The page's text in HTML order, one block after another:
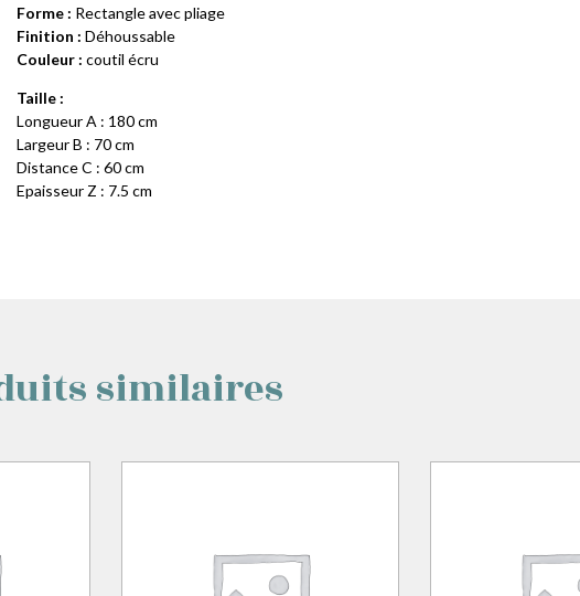
Forme : Rectangle avec pliage
Finition : Déhoussable
Couleur : coutil écru
Taille :
Longueur A : 180 cm
Largeur B : 70 cm
Distance C : 60 cm
Epaisseur Z : 7.5 cm
similaires